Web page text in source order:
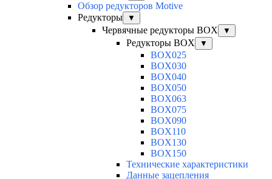
Обзор редукторов Motive
Редукторы
▼
Червячные редукторы BOX ▼
Редукторы BOX ▼
BOX025
BOX030
BOX040
BOX050
BOX063
BOX075
BOX090
BOX110
BOX130
BOX150
Технические характеристики
Данные зацепления